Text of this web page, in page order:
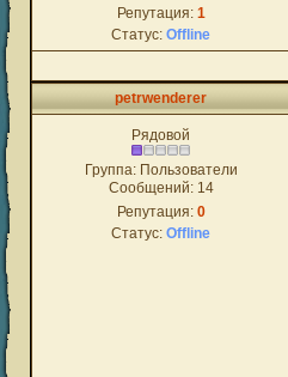
Репутация: 1
Статус: Offline
petrwenderer
Рядовой
Группа: Пользователи
Сообщений: 14
Репутация: 0
Статус: Offline